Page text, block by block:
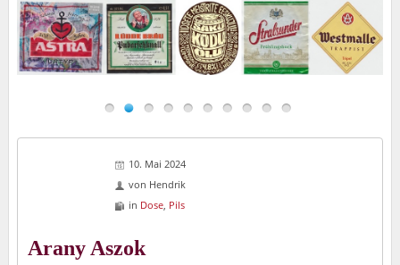
10. Mai 2024
von Hendrik
in Dose, Pils
Arany Aszok